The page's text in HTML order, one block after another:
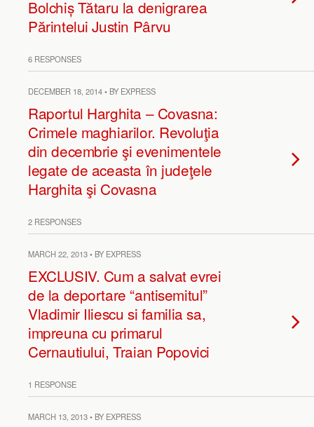
Bolchiș Tătaru la denigrarea
Părintelui Justin Pârvu
6 RESPONSES
DECEMBER 18, 2014 • BY EXPRESS
Raportul Harghita – Covasna:
Crimele maghiarilor. Revoluţia
din decembrie şi evenimentele
legate de aceasta în judeţele
Harghita şi Covasna
2 RESPONSES
MARCH 22, 2013 • BY EXPRESS
EXCLUSIV. Cum a salvat evrei
de la deportare “antisemitul”
Vladimir Iliescu si familia sa,
impreuna cu primarul
Cernautiului, Traian Popovici
1 RESPONSE
MARCH 13, 2013 • BY EXPRESS